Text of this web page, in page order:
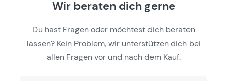
Wir beraten dich gerne
Du hast Fragen oder möchtest dich beraten
lassen? Kein Problem, wir unterstützen dich bei
allen Fragen vor und nach dem Kauf.